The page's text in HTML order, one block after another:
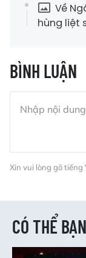
Về
hùng liệt
BÌNH LUẬN
Xin vui lòng gõ tiếng
CÓ THỂ